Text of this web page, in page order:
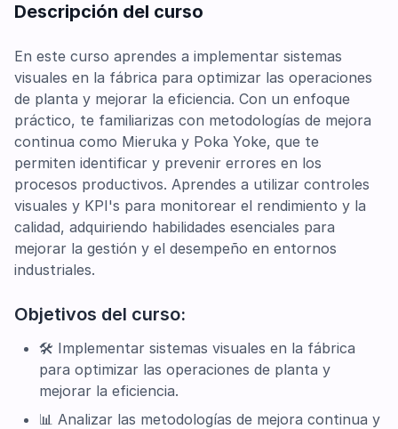
Descripción del curso
En este curso aprendes a implementar sistemas
visuales en la fábrica para optimizar las operaciones
de planta y mejorar la eficiencia. Con un enfoque
práctico, te familiarizas con metodologías de mejora
continua como Mieruka y Poka Yoke, que te
permiten identificar y prevenir errores en los
procesos productivos. Aprendes a utilizar controles
visuales y KPI's para monitorear el rendimiento y la
calidad, adquiriendo habilidades esenciales para
mejorar la gestión y el desempeño en entornos
industriales.
Objetivos del curso:
🛠️ Implementar sistemas visuales en la fábrica
para optimizar las operaciones de planta y
mejorar la eficiencia.
📊 Analizar las metodologías de mejora continua y